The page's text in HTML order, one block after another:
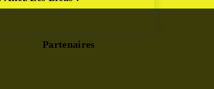
Partenaires